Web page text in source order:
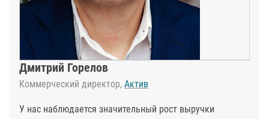
Дмитрий Горелов
Коммерческий директор, Актив
У нас наблюдается значительный рост выручки